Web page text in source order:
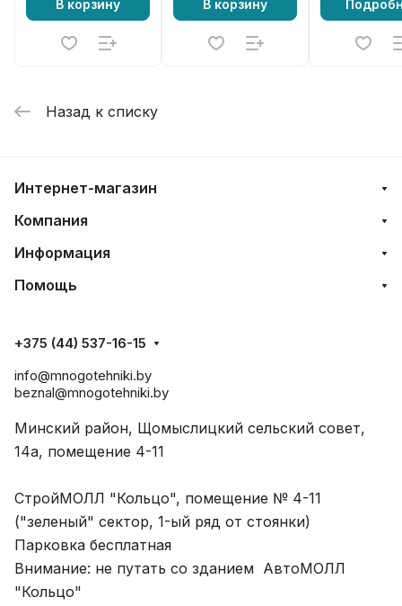
В корзину В корзину
Назад к списку
Интернет-магазин
Компания
Информация
Помощь
+375 (44) 537-16-15
info@mnogotehniki.by
beznal@mnogotehniki.by
Минский район, Щомыслицкий сельский совет,
14а, помещение 4-11
СтройМОЛЛ "Кольцо", помещение № 4-11
("зеленый" сектор, 1-ый ряд от стоянки)
Парковка бесплатная
Внимание: не путать со зданием АвтоМОЛЛ
"Кольцо"